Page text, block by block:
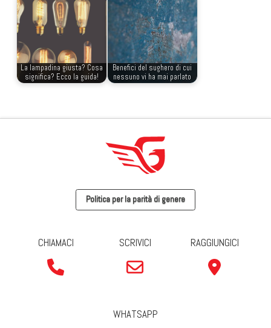
La lampadina giusta? Cosa
significa? Ecco la guida!
Benefici del sughero di cui
nessuno vi ha mai parlato
Politica per la parità di genere
CHIAMACI SCRIVICI RAGGIUNGICI
WHATSAPP